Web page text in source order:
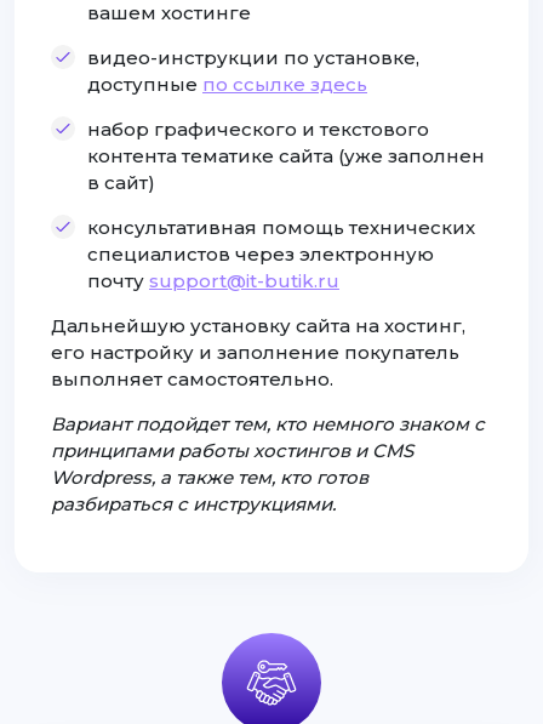
вашем хостинге
видео-инструкции по установке,
доступные по ссылке здесь
набор графического и текстового
контента тематике сайта (уже заполнен
в сайт)
консультативная помощь технических
специалистов через электронную
почту support@it-butik.ru
Дальнейшую установку сайта на хостинг,
его настройку и заполнение покупатель
выполняет самостоятельно.
Вариант подойдет тем, кто немного знаком с
принципами работы хостингов и CMS
Wordpress, а также тем, кто готов
разбираться с инструкциями.